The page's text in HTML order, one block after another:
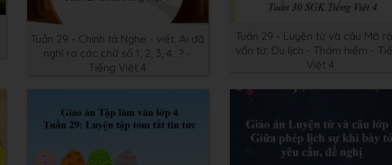
Tuần 29 - Chính tả Nghe - viết: Ai đã
nghĩ ra các chữ số 1, 2, 3, 4...? -
Tiếng Việt 4
Tuần 29 - Luyện từ và câu Mở
vốn từ: Du lịch - Thám hiểm -
Việt 4